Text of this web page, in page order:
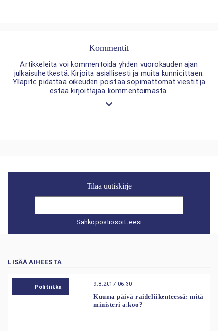
Kommentit
Artikkeleita voi kommentoida yhden vuorokauden ajan
julkaisuhetkestä. Kirjoita asiallisesti ja muita kunnioittaen.
Ylläpito pidättää oikeuden poistaa sopimattomat viestit ja
estää kirjoittajaa kommentoimasta.
Tilaa uutiskirje
Sähköpostiosoitteesi
LISÄÄ AIHEESTA
Politiikka 9.8.2017 06:30
Kuuma päivä raideliikenteessä: mitä
ministeri aikoo?